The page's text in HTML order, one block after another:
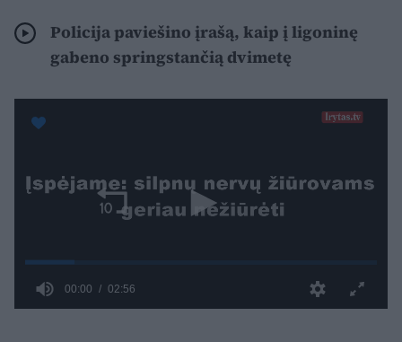
Policija paviešino įrašą, kaip į ligoninę
gabeno springstančią dvimetę